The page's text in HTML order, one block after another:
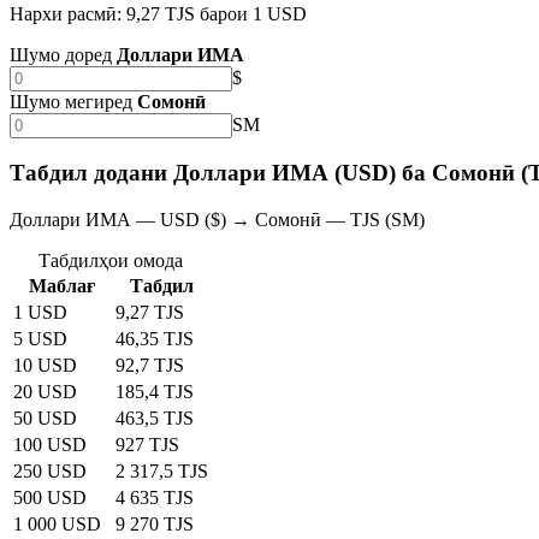
Нархи расмӣ: 9,27 TJS барои 1 USD
Шумо доред Доллари ИМА
$
Шумо мегиред Сомонӣ
SM
Табдил додани Доллари ИМА (USD) ба Сомонӣ
Доллари ИМА — USD ($) → Сомонӣ — TJS (SM)
Табдилҳои омода
Маблағ
Табдил
1 USD
9,27 TJS
5 USD
46,35 TJS
10 USD
92,7 TJS
20 USD
185,4 TJS
50 USD
463,5 TJS
100 USD
927 TJS
250 USD
2 317,5 TJS
500 USD
4 635 TJS
1 000 USD
9 270 TJS